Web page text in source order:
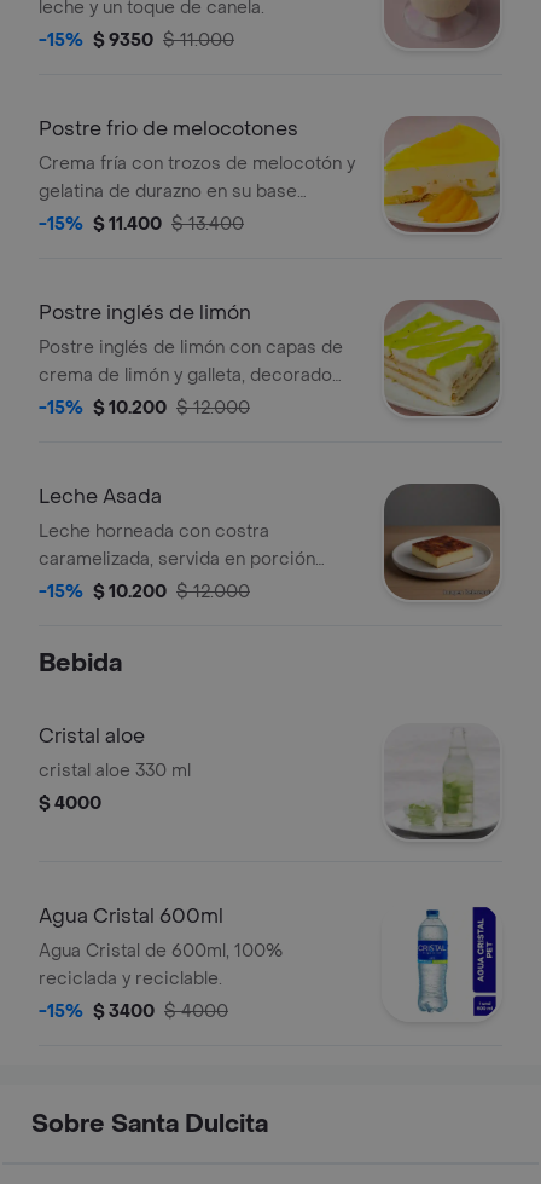
leche y un toque de canela.
-15% $ 9350 $ 11.000
Postre frio de melocotones
Crema fría con trozos de melocotón y
gelatina de durazno en su base
bizcocho, húmedo en vino.
-15% $ 11.400 $ 13.400
Postre inglés de limón
Postre inglés de limón con capas de
crema de limón y galleta, decorado
con glaseado de limón.
-15% $ 10.200 $ 12.000
Leche Asada
Leche horneada con costra
caramelizada, servida en porción
cuadrada.
-15% $ 10.200 $ 12.000
Bebida
Cristal aloe
cristal aloe 330 ml
$ 4000
Agua Cristal 600ml
Agua Cristal de 600ml, 100%
reciclada y reciclable.
-15% $ 3400 $ 4000
Sobre Santa Dulcita